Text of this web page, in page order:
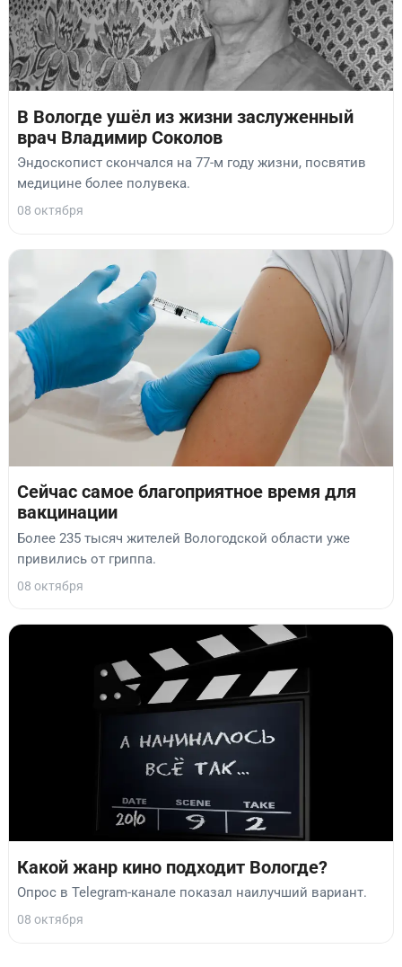
В Вологде ушёл из жизни заслуженный
врач Владимир Соколов
Эндоскопист скончался на 77-м году жизни, посвятив
медицине более полувека.
08 октября
Сейчас самое благоприятное время для
вакцинации
Более 235 тысяч жителей Вологодской области уже
привились от гриппа.
08 октября
Какой жанр кино подходит Вологде?
Опрос в Telegram-канале показал наилучший вариант.
08 октября